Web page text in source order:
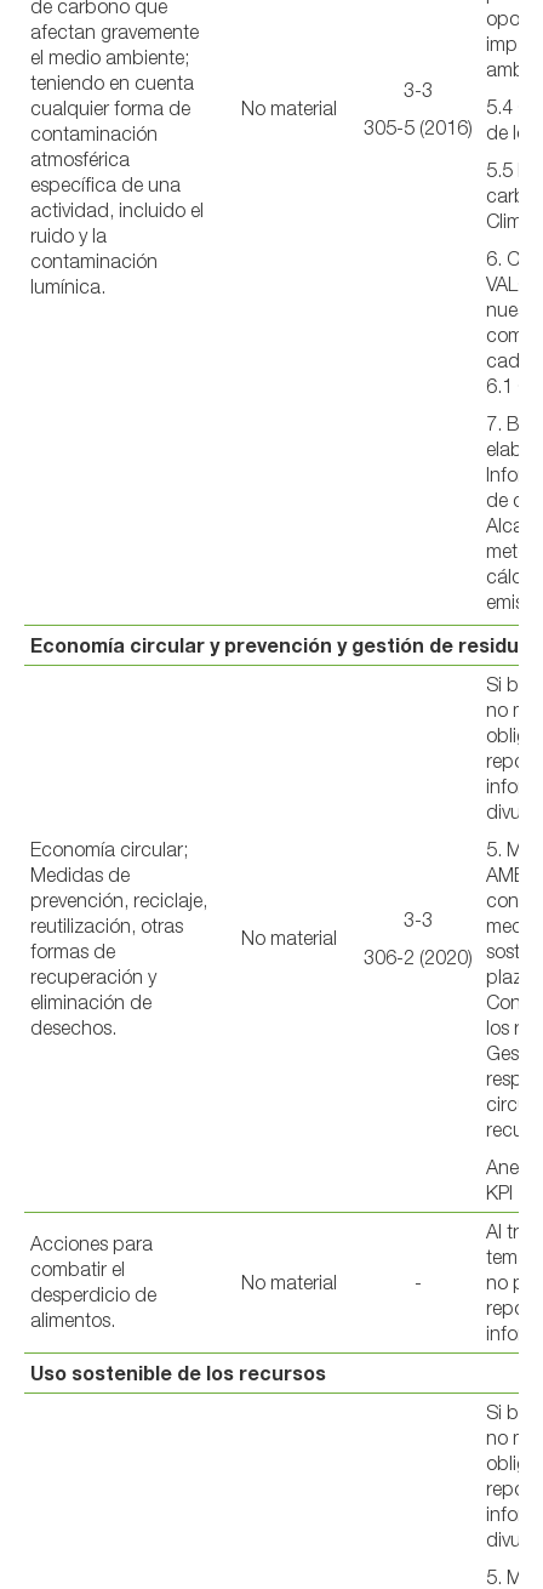
de carbono que
afectan gravemente
el medio ambiente;
teniendo en cuenta
cualquier forma de
contaminación
atmosférica
específica de una
actividad, incluido el
ruido y la
contaminación
lumínica.
No material
3-3
305-5 (2016)
5.4
de los
5.5
6.
6.1
7.
de
Economía circular y prevención y gestión de residuos
Economía circular;
Medidas de
prevención, reciclaje,
reutilización, otras
formas de
recuperación y
eliminación de
desechos.
No material
3-3
306-2 (2020)
Si
no
5.
con
plazo
los
KPI
Acciones para
combatir el
desperdicio de
alimentos.
No material -
Al
tema
no
Uso sostenible de los recursos
Si
no
5.